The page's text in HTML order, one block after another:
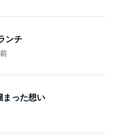
ンチ
まった想い